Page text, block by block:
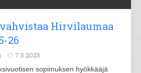
Hirvilaumaa
26
7.5.2025
sopimuksen hyökkääjä